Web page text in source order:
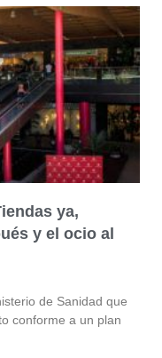
ya,
y el ocio al
de Sanidad que
conforme a un plan